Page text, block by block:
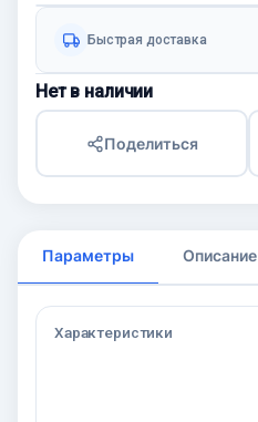
Быстрая доставка
Нет в наличии
Поделиться
Параметры Описание
Характеристики